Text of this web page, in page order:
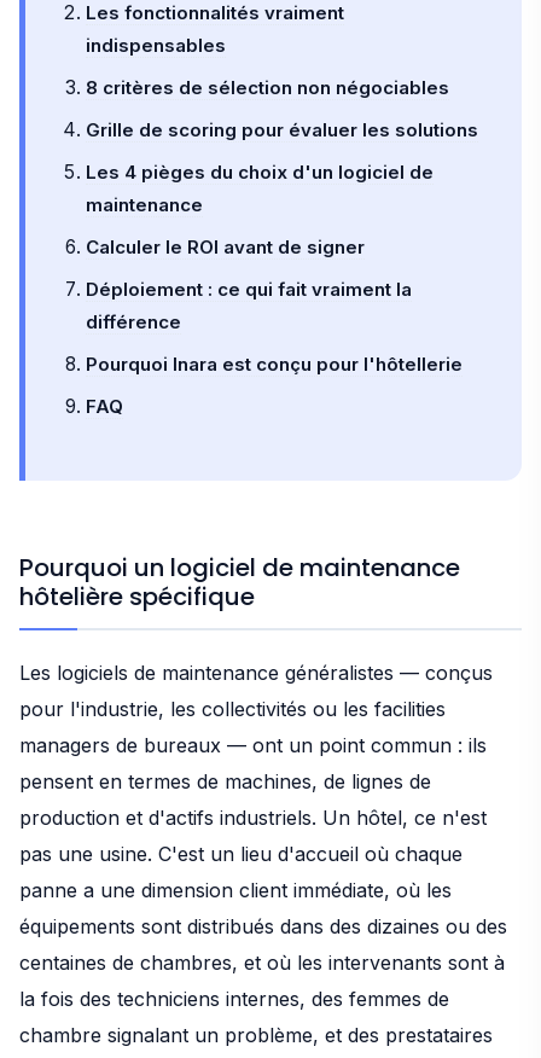
Les fonctionnalités vraiment
indispensables
8 critères de sélection non négociables
Grille de scoring pour évaluer les solutions
Les 4 pièges du choix d'un logiciel de
maintenance
Calculer le ROI avant de signer
Déploiement : ce qui fait vraiment la
différence
Pourquoi Inara est conçu pour l'hôtellerie
FAQ
Pourquoi un logiciel de maintenance
hôtelière spécifique
Les logiciels de maintenance généralistes — conçus
pour l'industrie, les collectivités ou les facilities
managers de bureaux — ont un point commun : ils
pensent en termes de machines, de lignes de
production et d'actifs industriels. Un hôtel, ce n'est
pas une usine. C'est un lieu d'accueil où chaque
panne a une dimension client immédiate, où les
équipements sont distribués dans des dizaines ou des
centaines de chambres, et où les intervenants sont à
la fois des techniciens internes, des femmes de
chambre signalant un problème, et des prestataires